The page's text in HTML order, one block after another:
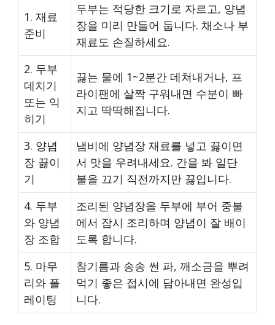
1. 재료
준비
두부는 적당한 크기로 자르고, 양념
장을 미리 만들어 둡니다. 채소나 부
재료도 손질하세요.
2. 두부
데치기
또는 익
히기
끓는 물에 1~2분간 데쳐내거나, 프
라이팬에 살짝 구워내면 수분이 빠
지고 딱딱해집니다.
3. 양념
장 끓이
기
냄비에 양념장 재료를 넣고 끓이면
서 맛을 우려내세요. 간을 봐 일단
불을 끄기 직전까지만 끓입니다.
4. 두부
와 양념
장 조합
조리된 양념장을 두부에 부어 중불
에서 잠시 조리하며 양념이 잘 배이
도록 합니다.
5. 마무
리와 플
레이팅
참기름과 송송 썬 파, 깨소금을 뿌려
먹기 좋은 접시에 담아내면 완성입
니다.